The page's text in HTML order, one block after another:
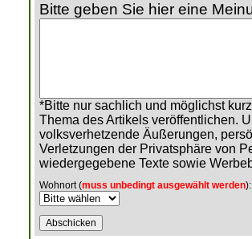
Bitte geben Sie hier eine
*Bitte nur sachlich und möglichst
Thema des Artikels veröffentlichen.
volksverhetzende Äußerungen,
Verletzungen der Privatsphäre von
wiedergegebene Texte sowie
Wohnort (muss unbedingt ausgewählt werden):